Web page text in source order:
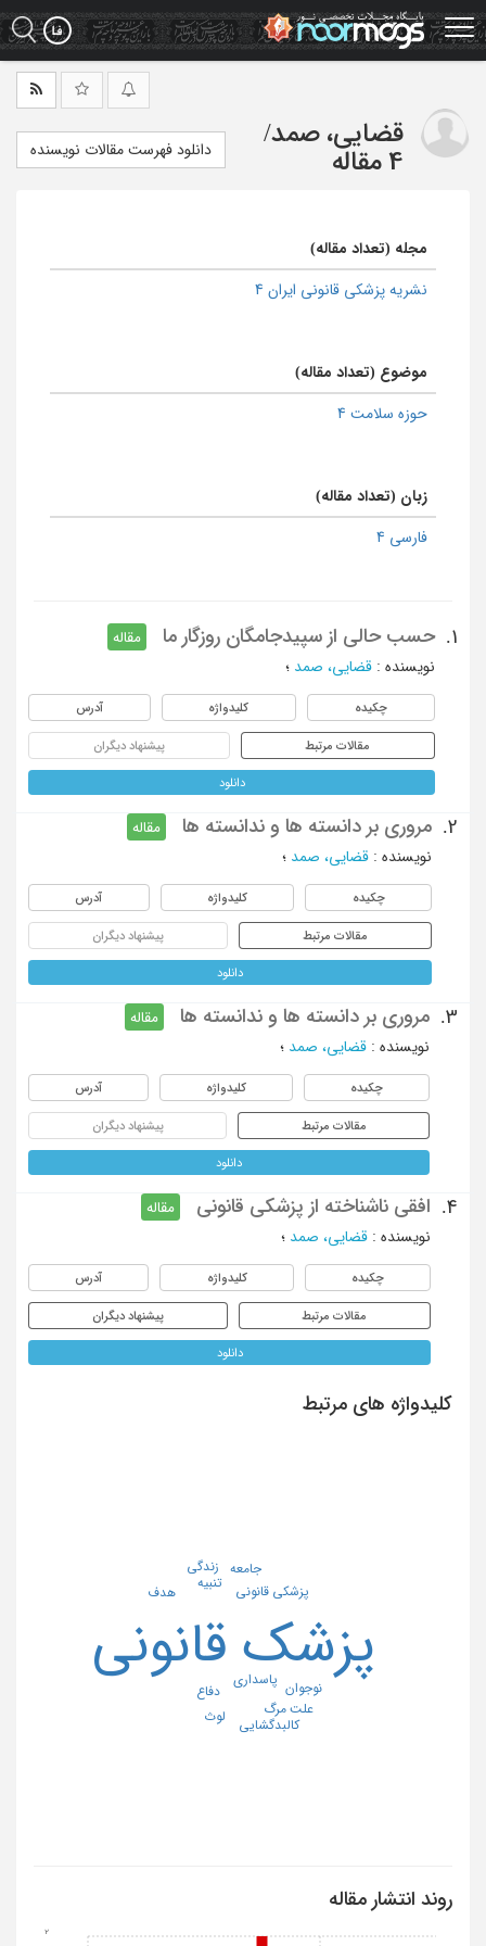
Skip
to
main
قضایی، صمد/
4 مقاله
دانلود فهرست مقالات نویسنده
مجله (تعداد مقاله)
نشریه پزشکی قانونی ایران 4
موضوع (تعداد مقاله)
حوزه سلامت 4
زبان (تعداد مقاله)
فارسی 4
1. حسب حالی از سپیدجامگان روزگار ما
مقاله
نویسنده : قضایی، صمد ؛
چکیده کلیدواژه آدرس
مقالات مرتبط پیشنهاد دیگران
دانلود
2. مروری بر دانسته ها و ندانسته ها
مقاله
نویسنده : قضایی، صمد ؛
چکیده کلیدواژه آدرس
مقالات مرتبط پیشنهاد دیگران
دانلود
3. مروری بر دانسته ها و ندانسته ها
مقاله
نویسنده : قضایی، صمد ؛
چکیده کلیدواژه آدرس
مقالات مرتبط پیشنهاد دیگران
دانلود
4. افقی ناشناخته از پزشکی قانونی
مقاله
نویسنده : قضایی، صمد ؛
چکیده کلیدواژه آدرس
مقالات مرتبط پیشنهاد دیگران
دانلود
کلیدواژه های مرتبط
پزشک قانونی
پاسداری
پزشکی قانونی
تنبیه
جامعه
دفاع
زندگی
علت مرگ لوث
نوجوان
هدف
کالبدگشایی
روند انتشار مقاله
2